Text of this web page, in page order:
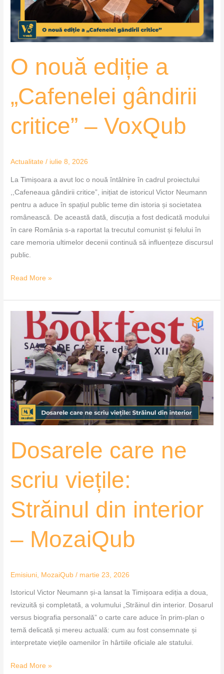
O nouă ediție a
„Cafenelei gândirii
critice” – VoxQub
Actualitate / iulie 8, 2026
La Timișoara a avut loc o nouă întâlnire în cadrul proiectului
,,Cafeneaua gândirii critice”, inițiat de istoricul Victor Neumann
pentru a aduce în spațiul public teme din istoria și societatea
românească. De această dată, discuția a fost dedicată modului
în care România s-a raportat la trecutul comunist și felului în
care memoria ultimelor decenii continuă să influențeze discursul
public.
critice”
–
VoxQub
Read More »
Dosarele care ne
scriu viețile:
Străinul din interior
– MozaiQub
Emisiuni MozaiQub / martie 23, 2026
Istoricul Victor Neumann și-a lansat la Timișoara ediția a doua,
revizuită și completată, a volumului „Străinul din interior. Dosarul
versus biografia personală” o carte care aduce în prim-plan o
temă delicată și mereu actuală: cum au fost consemnate și
interpretate viețile oamenilor în hârtiile oficiale ale statului.
Dosarele
ne
viețile:
Străinul
din
interior
–
Read More »